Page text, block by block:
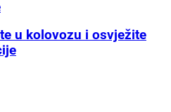
u kolovozu i osvježite